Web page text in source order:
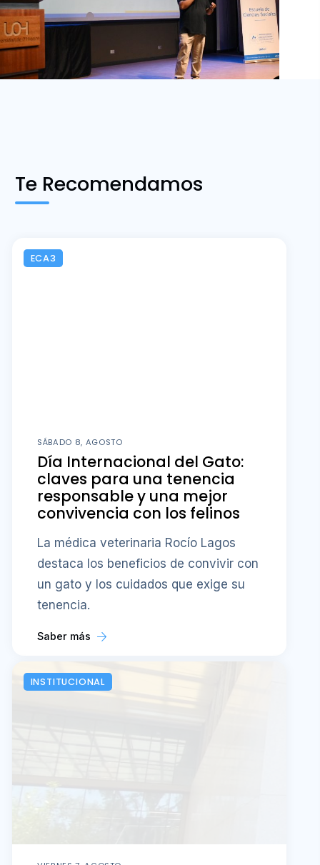
Te Recomendamos
ECA3
SÁBADO 8, AGOSTO
Día Internacional del Gato:
claves para una tenencia
responsable y una mejor
convivencia con los felinos
La médica veterinaria Rocío Lagos
destaca los beneficios de convivir con
un gato y los cuidados que exige su
tenencia.
Saber más
INSTITUCIONAL